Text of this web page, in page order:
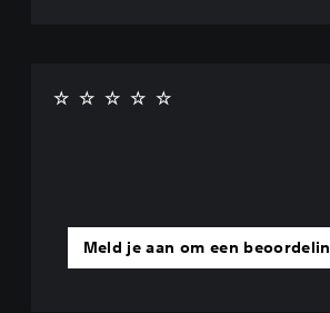
Meld je aan om een